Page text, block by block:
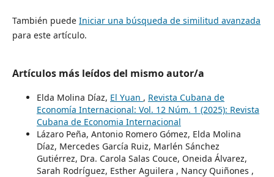
También puede Iniciar una búsqueda de similitud avanzada
para este artículo.
Artículos más leídos del mismo autor/a
Elda Molina Díaz, El Yuan , Revista Cubana de
Economía Internacional: Vol. 12 Núm. 1 (2025): Revista
Cubana de Economia Internacional
Lázaro Peña, Antonio Romero Gómez, Elda Molina
Díaz, Mercedes García Ruiz, Marlén Sánchez
Gutiérrez, Dra. Carola Salas Couce, Oneida Álvarez,
Sarah Rodríguez, Esther Aguilera , Nancy Quiñones ,